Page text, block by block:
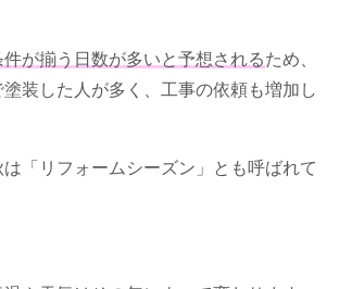
が揃う日数が多いと予想されるため、
装した人が多く、工事の依頼も増加し
「リフォームシーズン」とも呼ばれて